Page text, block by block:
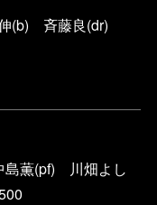
(b) 斉藤良(dr)
薫(pf) 川畑よし